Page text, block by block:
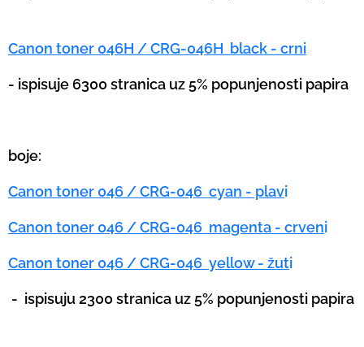
Canon toner 046H / CRG-046H black - crni
- ispisuje 6300 stranica uz 5% popunjenosti papira
boje:
Canon toner 046 / CRG-046 cyan - plavi
Canon toner 046 / CRG-046 magenta - crveni
Canon toner 046 / CRG-046 yellow - žuti
- ispisuju 2300 stranica uz 5% popunjenosti papira